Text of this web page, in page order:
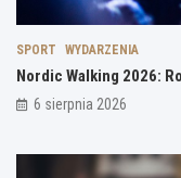
SPORT WYDARZENIA
Nordic Walking 2026:
6 sierpnia 2026